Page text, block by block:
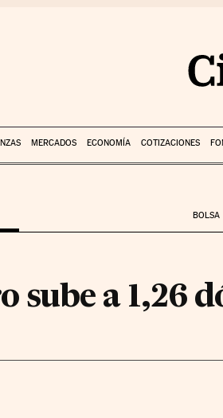
MERCADOS ECONOMÍA COTIZACIONES
BOLSA
sube a 1,26